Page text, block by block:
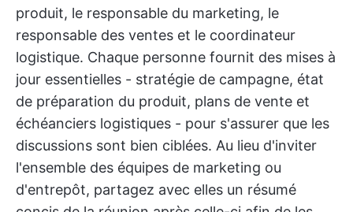
produit, le responsable du marketing, le
responsable des ventes et le coordinateur
logistique. Chaque personne fournit des mises à
jour essentielles - stratégie de campagne, état
de préparation du produit, plans de vente et
échéanciers logistiques - pour s'assurer que les
discussions sont bien ciblées. Au lieu d'inviter
l'ensemble des équipes de marketing ou
d'entrepôt, partagez avec elles un résumé